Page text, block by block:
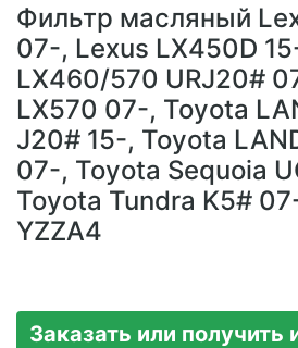
Фильтр масляный
07-, Lexus LX450D
LX460/570 URJ20#
LX570 07-, Toyota
J20# 15-, Toyota
07-, Toyota Sequoia
Toyota Tundra K5#
YZZA4
Заказать или